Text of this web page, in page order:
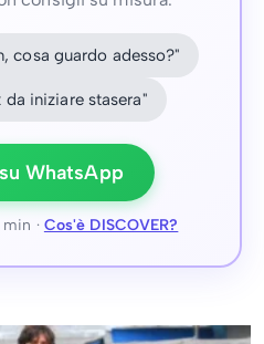
cosa guardo adesso?"
iniziare stasera"
WhatsApp
· Cos'è DISCOVER?